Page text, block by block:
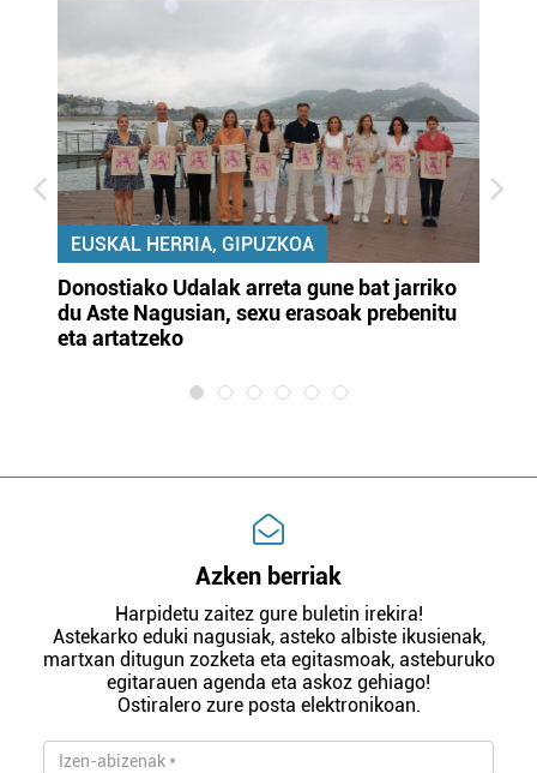
EUSKAL HERRIA, GIPUZKOA
Donostiako Udalak arreta gune bat jarriko
du Aste Nagusian, sexu erasoak prebenitu
eta artatzeko
Azken berriak
Harpidetu zaitez gure buletin irekira!
Astekarko eduki nagusiak, asteko albiste ikusienak,
martxan ditugun zozketa eta egitasmoak, asteburuko
egitarauen agenda eta askoz gehiago!
Ostiralero zure posta elektronikoan.